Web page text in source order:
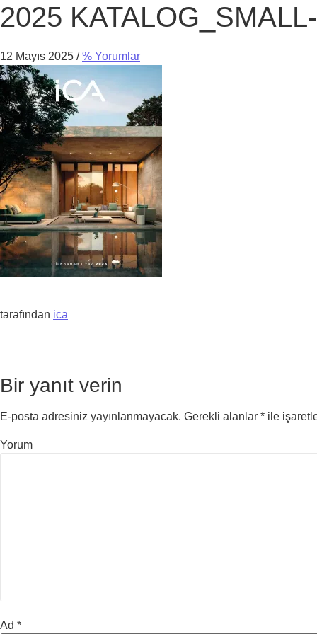
2025 KATALOG_SMALL-
12 Mayıs 2025 / % Yorumlar
tarafından ica
Bir yanıt verin
E-posta adresiniz yayınlanmayacak. Gerekli alanlar * ile
Yorum
Ad *